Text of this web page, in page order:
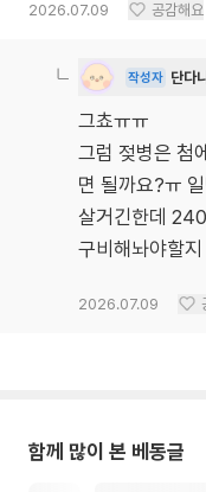
2026.07.09 공감해요
작성자 단다
그쵸ㅠㅠ
그럼 젖병은 첨
면 될까요?ㅠ
살거긴한데
구비해놔야할
2026.07.09
함께 많이 본 베동글